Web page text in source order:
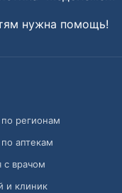
нужна помощь!
регионам
аптекам
с врачом
и клиник